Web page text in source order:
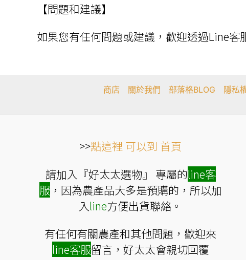
【問題和建議】
如果您有任何問題或建議，歡迎透過Line客
商店 關於我們 部落格BLOG 隱私
>>點這裡 可以到 首頁
請加入『好太太選物』 專屬的line客
服 ，因為農產品大多是預購的，所以加
入line方便出貨聯絡。
有任何有關農產和其他問題，歡迎來
line客服留言，好太太會親切回覆